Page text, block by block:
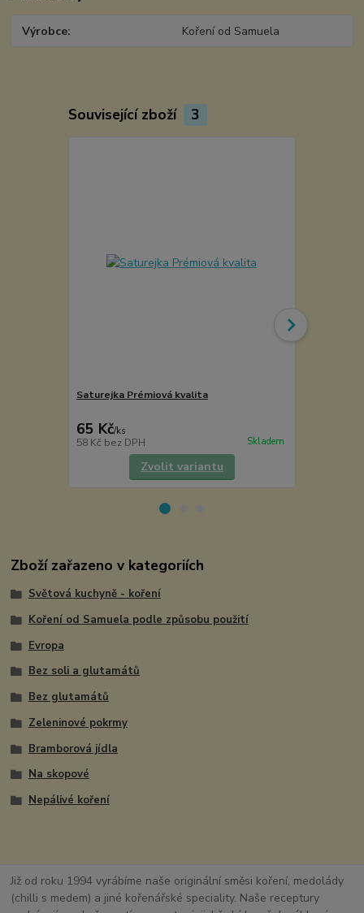
Výrobce Koření od Samuela
Související zboží 3
Saturejka Prémiová kvalita
65 Kč/ks
58 Kč bez DPH Skladem
Zvolit variantu
Zboží zařazeno v kategoriích
Světová kuchyně - koření
Koření od Samuela podle způsobu použití
Evropa
Bez soli a glutamátů
Bez glutamátů
Zeleninové pokrmy
Bramborová jídla
Na skopové
Nepálivé koření
Již od roku 1994 vyrábíme naše originální směsi koření, medolády
(chilli s medem) a jiné kořenářské speciality. Naše receptury